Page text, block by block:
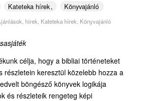
Kateteka hírek Könyvajánló
hírek Kateteka hírek Könyvajánló
célja, hogy a bibliai történeteket
részletein keresztül közelebb hozza a
böngésző könyvek logikája
és részleteik rengeteg képi